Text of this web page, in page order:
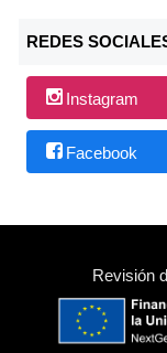
REDES
Instagram
Facebook
Revisión